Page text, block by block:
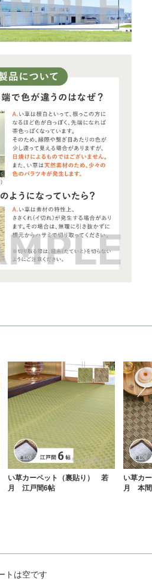
い草カーペット（裏貼り） 若
月 江戸間6帖
い草カ
月 本間
トは空です